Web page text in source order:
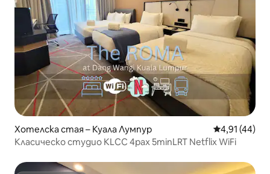
Хотелска стая – Куала Лумпур Средна
4,91 (44)
Класическо студио KLCC 4pax 5minLRT Netflix WiFi